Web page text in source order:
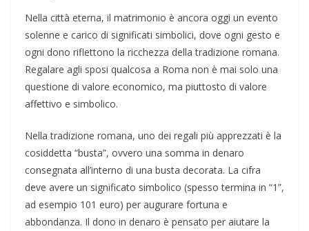
Nella città eterna, il matrimonio è ancora oggi un evento
solenne e carico di significati simbolici, dove ogni gesto e
ogni dono riflettono la ricchezza della tradizione romana.
Regalare agli sposi qualcosa a Roma non è mai solo una
questione di valore economico, ma piuttosto di valore
affettivo e simbolico.
Nella tradizione romana, uno dei regali più apprezzati è la
cosiddetta “busta”, ovvero una somma in denaro
consegnata all’interno di una busta decorata. La cifra
deve avere un significato simbolico (spesso termina in “1”,
ad esempio 101 euro) per augurare fortuna e
abbondanza. Il dono in denaro è pensato per aiutare la